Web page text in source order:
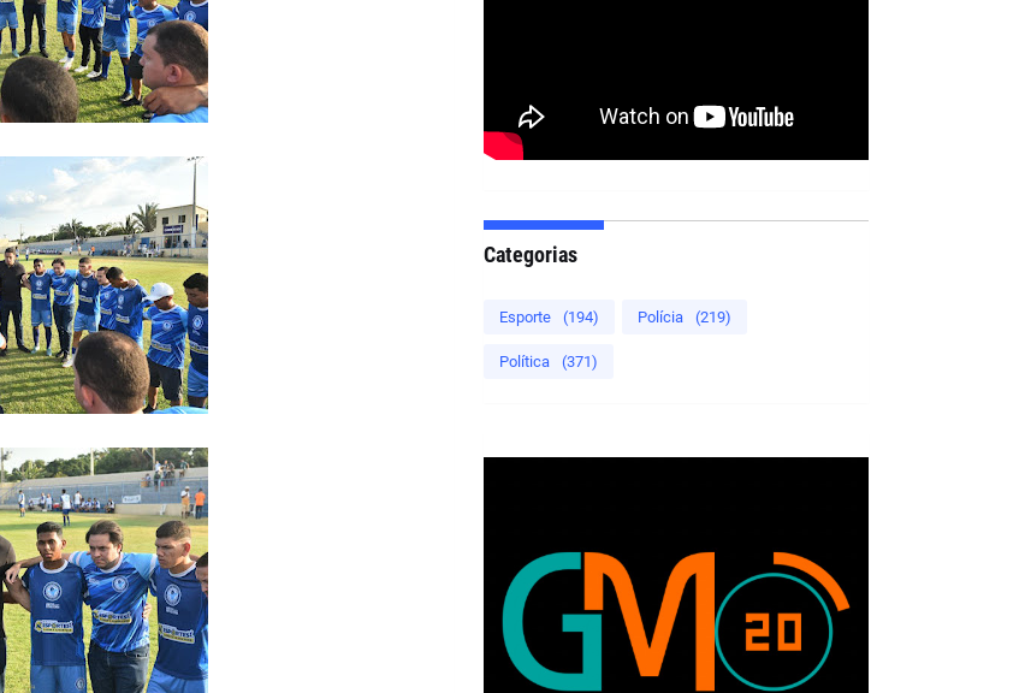
Categorias
Esporte (194) Polícia (219)
Política (371)